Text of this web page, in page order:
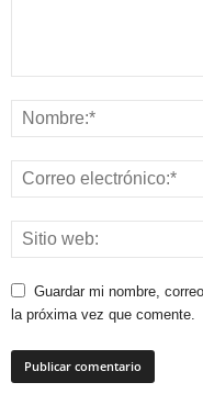
Guardar mi nombre,
la próxima vez que comente.